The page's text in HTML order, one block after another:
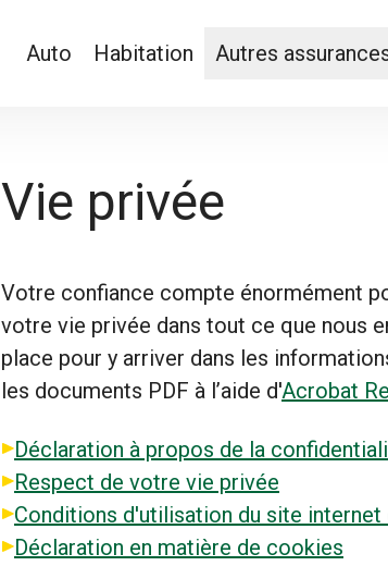
Auto Habitation Autres
Vie privée
Votre confiance compte énormément
votre vie privée dans tout ce que nous
place pour y arriver dans les
les documents PDF à l’aide d'Acrobat
Déclaration à propos de la
Respect de votre vie privée
Conditions d'utilisation du site internet
Déclaration en matière de cookies